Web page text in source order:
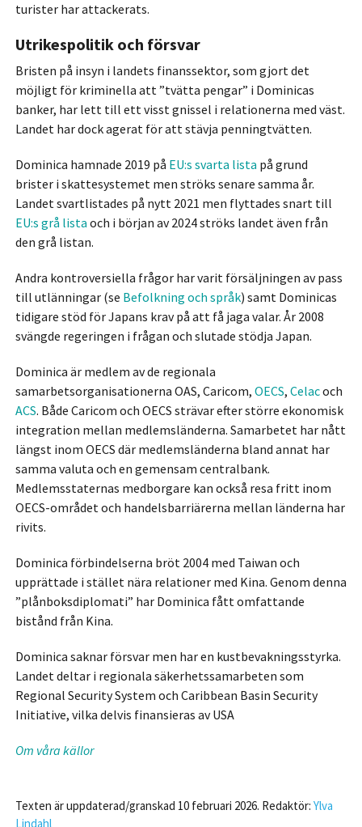
turister har attackerats.
Utrikespolitik och försvar
Bristen på insyn i landets finanssektor, som gjort det
möjligt för kriminella att ”tvätta pengar” i Dominicas
banker, har lett till ett visst gnissel i relationerna med väst.
Landet har dock agerat för att stävja penningtvätten.
Dominica hamnade 2019 på EU:s svarta lista på grund
brister i skattesystemet men ströks senare samma år.
Landet svartlistades på nytt 2021 men flyttades snart till
EU:s grå lista och i början av 2024 ströks landet även från
den grå listan.
Andra kontroversiella frågor har varit försäljningen av pass
till utlänningar (se Befolkning och språk) samt Dominicas
tidigare stöd för Japans krav på att få jaga valar. År 2008
svängde regeringen i frågan och slutade stödja Japan.
Dominica är medlem av de regionala
samarbetsorganisationerna OAS, Caricom, OECS, Celacoch
ACS. Både Caricom och OECS strävar efter större ekonomisk
integration mellan medlemsländerna. Samarbetet har nått
längst inom OECS där medlemsländerna bland annat har
samma valuta och en gemensam centralbank.
Medlemsstaternas medborgare kan också resa fritt inom
OECS-området och handelsbarriärerna mellan länderna har
rivits.
Dominica förbindelserna bröt 2004 med Taiwan och
upprättade i stället nära relationer med Kina. Genom denna
”plånboksdiplomati” har Dominica fått omfattande
bistånd från Kina.
Dominica saknar försvar men har en kustbevakningsstyrka.
Landet deltar i regionala säkerhetssamarbeten som
Regional Security System och Caribbean Basin Security
Initiative, vilka delvis finansieras av USA
Om våra källor
Texten är uppdaterad/granskad 10 februari 2026. Redaktör: Ylva
Lindahl